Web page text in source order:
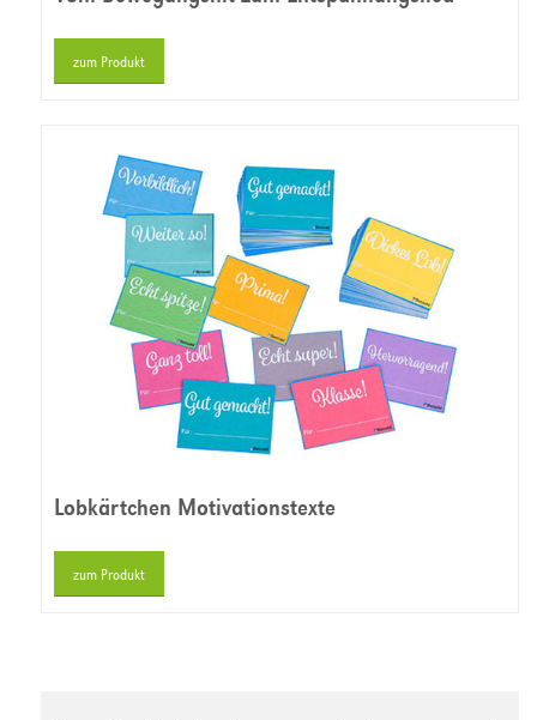
zum Produkt
Lobkärtchen Motivationstexte
zum Produkt